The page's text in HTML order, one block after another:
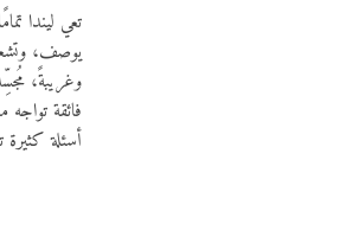
تعي ليندا
يوصف،
وغريبةً،
فائقة
أسئلة كثيرة